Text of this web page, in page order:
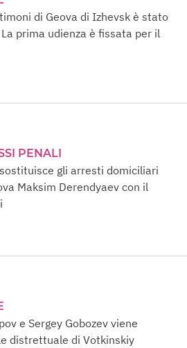
di Geova di Izhevsk è stato
prima udienza è fissata per il
PENALI
gli arresti domiciliari
Maksim Derendyaev con il
e Sergey Gobozev viene
distrettuale di Votkinskiy